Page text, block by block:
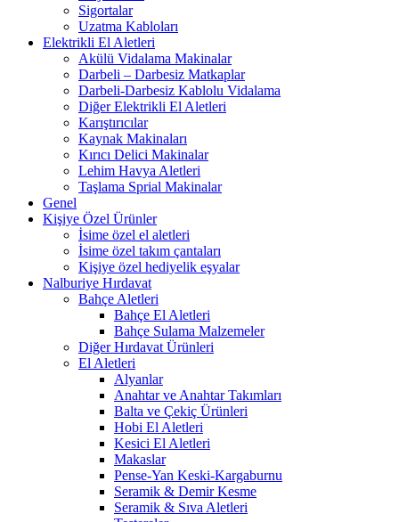
Sigortalar
Uzatma Kabloları
Elektrikli El Aletleri
Akülü Vidalama Makinalar
Darbeli – Darbesiz Matkaplar
Darbeli-Darbesiz Kablolu Vidalama
Diğer Elektrikli El Aletleri
Karıştırıcılar
Kaynak Makinaları
Kırıcı Delici Makinalar
Lehim Havya Aletleri
Taşlama Sprial Makinalar
Genel
Kişiye Özel Ürünler
İsime özel el aletleri
İsime özel takım çantaları
Kişiye özel hediyelik eşyalar
Nalburiye Hırdavat
Bahçe Aletleri
Bahçe El Aletleri
Bahçe Sulama Malzemeler
Diğer Hırdavat Ürünleri
El Aletleri
Alyanlar
Anahtar ve Anahtar Takımları
Balta ve Çekiç Ürünleri
Hobi El Aletleri
Kesici El Aletleri
Makaslar
Pense-Yan Keski-Kargaburnu
Seramik & Demir Kesme
Seramik & Sıva Aletleri